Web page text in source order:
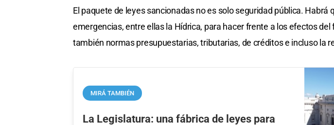
El paquete de leyes sancionadas no es solo seguridad pública. Habrá
emergencias, entre ellas la Hídrica, para hacer frente a los efectos
también normas presupuestarias, tributarias, de créditos e incluso la
MIRÁ TAMBIÉN
La Legislatura: una fábrica de leyes para